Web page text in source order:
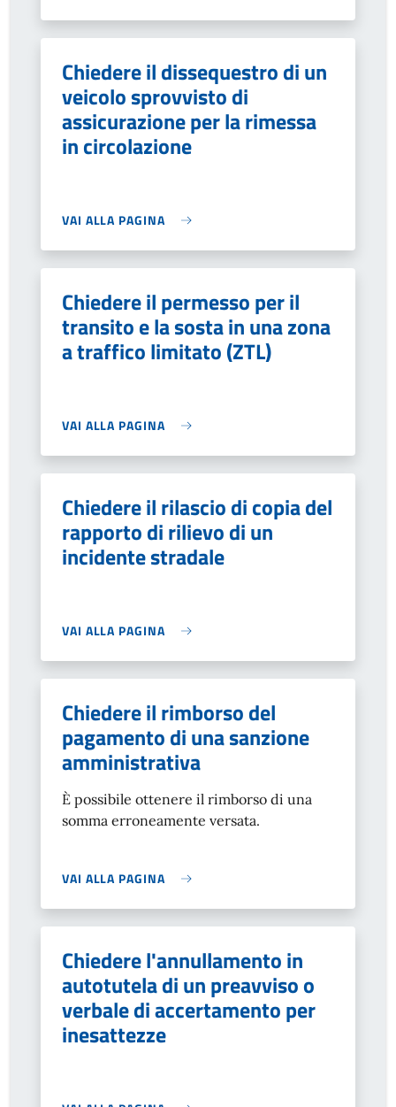
Chiedere il dissequestro di un
veicolo sprovvisto di
assicurazione per la rimessa
in circolazione
VAI ALLA PAGINA
Chiedere il permesso per il
transito e la sosta in una zona
a traffico limitato (ZTL)
VAI ALLA PAGINA
Chiedere il rilascio di copia del
rapporto di rilievo di un
incidente stradale
VAI ALLA PAGINA
Chiedere il rimborso del
pagamento di una sanzione
amministrativa
È possibile ottenere il rimborso di una
somma erroneamente versata.
VAI ALLA PAGINA
Chiedere l'annullamento in
autotutela di un preavviso o
verbale di accertamento per
inesattezze